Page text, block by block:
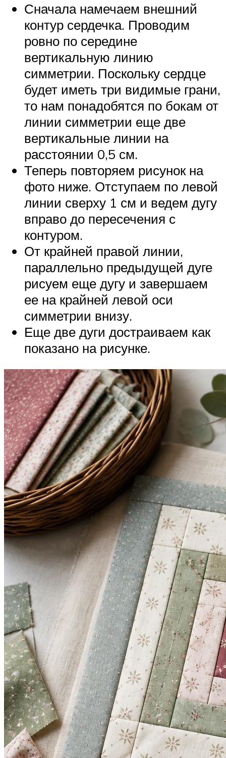
Сначала намечаем внешний
контур сердечка. Проводим
ровно по середине
вертикальную линию
симметрии. Поскольку сердце
будет иметь три видимые грани,
то нам понадобятся по бокам от
линии симметрии еще две
вертикальные линии на
расстоянии 0,5 см.
Теперь повторяем рисунок на
фото ниже. Отступаем по левой
линии сверху 1 см и ведем дугу
вправо до пересечения с
контуром.
От крайней правой линии,
параллельно предыдущей дуге
рисуем еще дугу и завершаем
ее на крайней левой оси
симметрии внизу.
Еще две дуги достраиваем как
показано на рисунке.